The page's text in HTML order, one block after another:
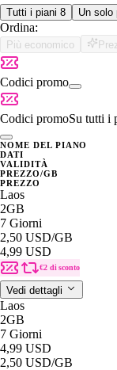
Tutti i piani 8 Un solo
Ordina:
Più economico
Codici promo
Codici promoSu tutti i
NOME DEL PIANO
DATI
VALIDITÀ
PREZZO/GB
PREZZO
Laos
2GB
7 Giorni
2,50 USD/GB
4,99 USD
€2 di sconto
Vedi dettagli
Laos
2GB
7 Giorni
4,99 USD
2,50 USD/GB